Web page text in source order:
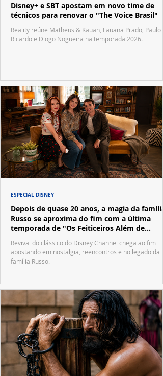
Disney+ e SBT apostam em novo time de
técnicos para renovar o "The Voice Brasil"
Reality reúne Matheus & Kauan, Lauana Prado, Paulo
Ricardo e Diogo Nogueira na temporada 2026.
Depois de quase 20 anos, a magia da família
Russo se aproxima do fim com a última
temporada de "Os Feiticeiros Além de
Waverly Place"
Revival do clássico do Disney Channel chega ao fim
apostando em nostalgia, reencontros e no legado da
família Russo.
ESPECIAL DISNEY